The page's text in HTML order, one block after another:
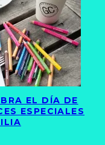
EL DÍA DE
ESPECIALES